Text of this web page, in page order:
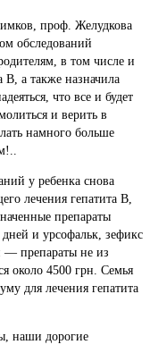
проф. Желудкова
обследований
в том числе и
В, а также назначила
что все и будет
и верить в
намного больше
у ребенка снова
лечения гепатита В,
препараты
и урсофальк, зефикс
— препараты не из
около 4500 грн. Семья
для лечения гепатита
наши дорогие